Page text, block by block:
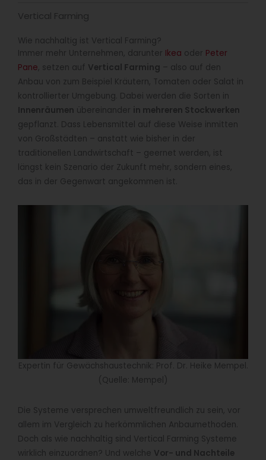
Vertical Farming
Wie nachhaltig ist Vertical Farming?
Immer mehr Unternehmen, darunter Ikea oder Peter
Pane, setzen auf Vertical Farming – also auf den
Anbau von zum Beispiel Kräutern, Tomaten oder Salat in
kontrollierter Umgebung. Dabei werden die Sorten in
Innenräumen übereinander in mehreren Stockwerken
gepflanzt. Dass Lebensmittel auf diese Weise inmitten
von Großstädten – anstatt wie bisher in der
traditionellen Landwirtschaft – geernet werden, ist
längst kein Szenario der Zukunft mehr, sondern eines,
das in der Gegenwart angekommen ist.
Expertin für Gewächshaustechnik: Prof. Dr. Heike Mempel.
(Quelle: Mempel)
Die Systeme versprechen umweltfreundlich zu sein, vor
allem im Vergleich zu herkömmlichen Anbaumethoden.
Doch als wie nachhaltig sind Vertical Farming Systeme
wirklich einzuordnen? Und welche Vor- und Nachteile